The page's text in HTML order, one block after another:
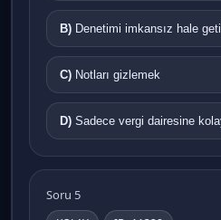
B) Denetimi imkansız hale
C) Notları gizlemek
D) Sadece vergi dairesine
Soru 5